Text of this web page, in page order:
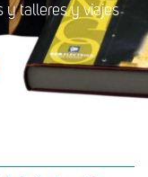
y talleres y viajes